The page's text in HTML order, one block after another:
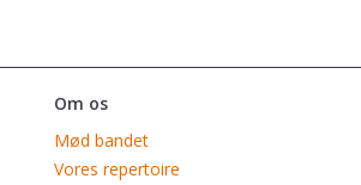
Om os
Mød bandet
Vores repertoire